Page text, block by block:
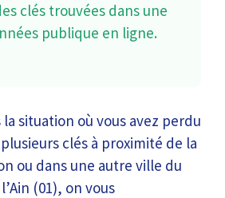
clés trouvées dans une
publique en ligne.
la situation où vous avez perdu
clés à proximité de la
ou dans une autre ville du
(01), on vous